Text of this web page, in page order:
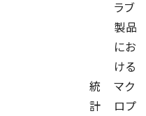
統
計
ラブ
製品
にお
ける
マク
ロプ